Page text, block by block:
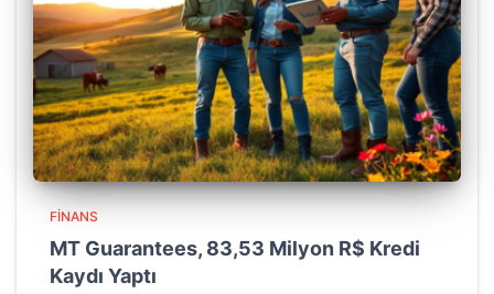
FINANS
MT Guarantees, 83,53 Milyon R$ Kredi
Kaydı Yaptı